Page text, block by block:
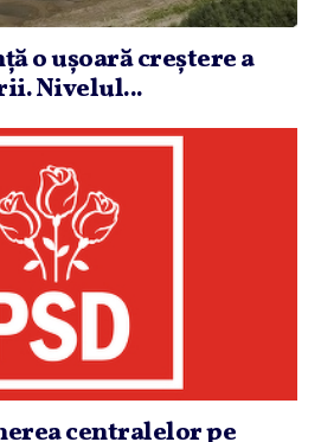
o uşoară creştere a
Nivelul...
centralelor pe